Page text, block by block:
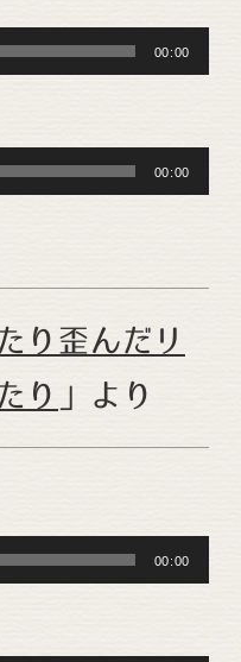
00:00
00:00
り歪んだリ
り 」より
00:00